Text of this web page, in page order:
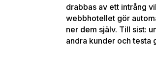
drabbas av ett intrång
webbhotellet gör
ner dem själv. Till sist:
andra kunder och testa